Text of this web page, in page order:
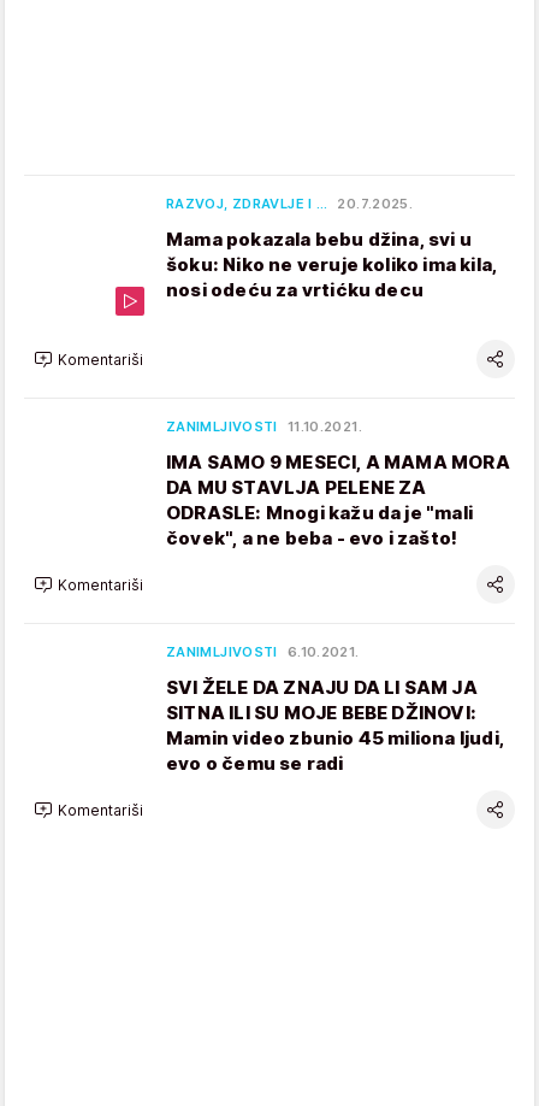
RAZVOJ, ZDRAVLJE I … 20.7.2025.
Mama pokazala bebu džina, svi u
šoku: Niko ne veruje koliko ima kila,
nosi odeću za vrtićku decu
Komentariši
ZANIMLJIVOSTI 11.10.2021.
IMA SAMO 9 MESECI, A MAMA MORA
DA MU STAVLJA PELENE ZA
ODRASLE: Mnogi kažu da je "mali
čovek", a ne beba - evo i zašto!
Komentariši
ZANIMLJIVOSTI 6.10.2021.
SVI ŽELE DA ZNAJU DA LI SAM JA
SITNA ILI SU MOJE BEBE DŽINOVI:
Mamin video zbunio 45 miliona ljudi,
evo o čemu se radi
Komentariši